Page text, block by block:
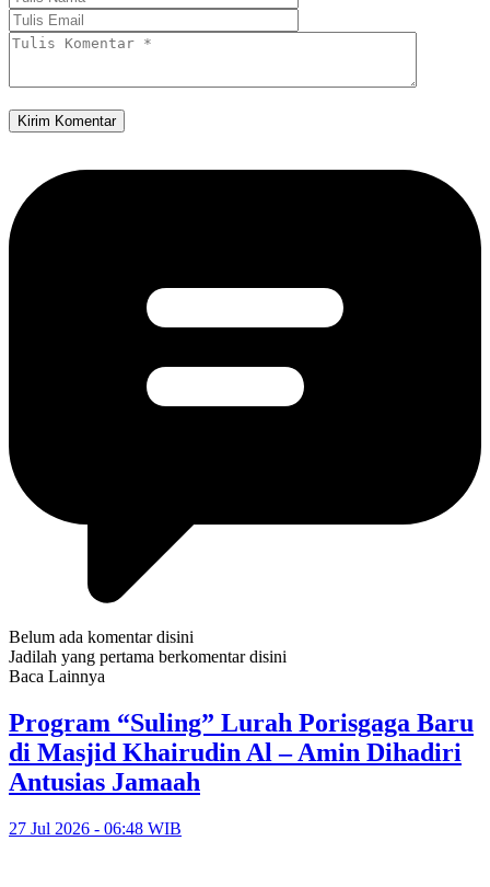
Belum ada komentar disini
Jadilah yang pertama berkomentar disini
Baca Lainnya
Program “Suling” Lurah Porisgaga Baru
di Masjid Khairudin Al – Amin Dihadiri
Antusias Jamaah
27 Jul 2026 - 06:48 WIB